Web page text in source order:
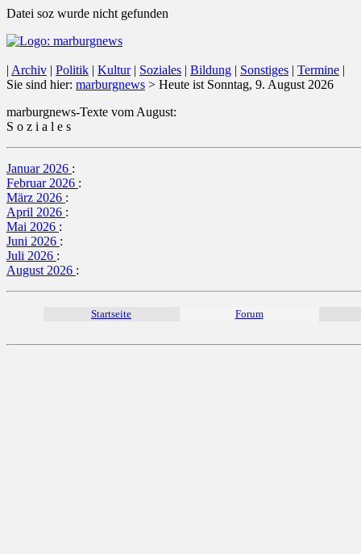
Datei soz wurde nicht gefunden
| Archiv | Politik | Kultur| Soziales | Bildung | Sonstiges | Termine |
Sie sind hier: marburgnews > Heute ist Sonntag, 9. August 2026
marburgnews-Texte vom August:
S o z i a l e s
Januar 2026 :
Februar 2026 :
März 2026 :
April 2026 :
Mai 2026 :
Juni 2026 :
Juli 2026 :
August 2026 :
Startseite Forum